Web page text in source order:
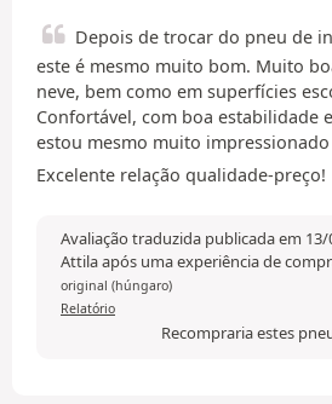
Depois de trocar do pneu de
este é mesmo muito bom. Muito
neve, bem como em superfícies
Confortável, com boa estabilidade
estou mesmo muito
Excelente relação qualidade-preço!
Avaliação traduzida publicada em
Attila após uma experiência de
original (húngaro)
Relatório
Recompraria estes